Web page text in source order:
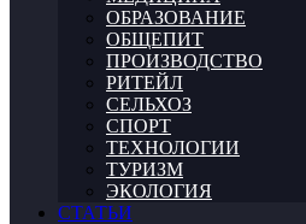
ОБРАЗОВАНИЕ
ОБЩЕПИТ
ПРОИЗВОДСТВО
РИТЕЙЛ
СЕЛЬХОЗ
СПОРТ
ТЕХНОЛОГИИ
ТУРИЗМ
ЭКОЛОГИЯ
СТАТЬИ